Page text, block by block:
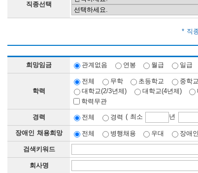
직종선택
* 직
희망임금 관계없음 연봉 월급 일급
학력
전체 무학 초등학교 중학교
대학교(2/3년제)
대학교(4년제)
학력무관
경력 전체 경력 ( 최소 년
장애인 채용희망 전체 병행채용 우대 장애
검색키워드
회사명